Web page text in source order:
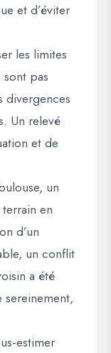
et d’éviter
les limites
sont pas
divergences
Un relevé
et de
un
en
d’un
un conflit
a été
estimer